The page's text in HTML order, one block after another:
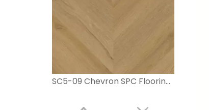
SC5-09 Chevron SPC Flooring Eir